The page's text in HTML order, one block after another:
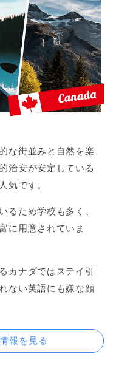
な街並みと自然を楽
治安が安定している
気です。
るため学校も多く、
に用意されていま
カナダではステイ引
ない英語にも嫌な顔
報を見る